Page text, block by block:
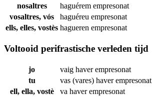
nosaltres
haguérem empresonat
vosaltres, vós
haguéreu empresonat
ells, elles, vostès hagueren empresonat
Voltooid perifrastische verleden tijd
jo vaig haverempresonat
tu
vas (vares) haverempresonat
ell, ella, vostè
va haverempresonat